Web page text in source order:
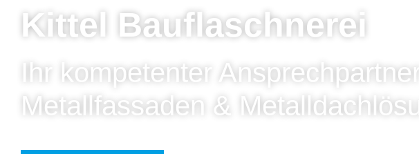
Kittel Bauflaschnerei
Ihr kompetenter
Metallfassaden &